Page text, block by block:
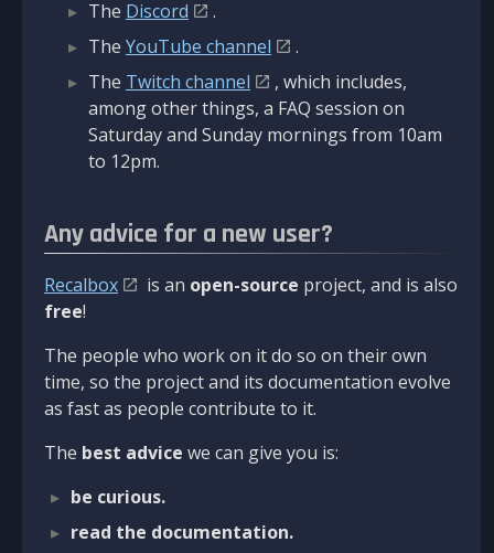
The Discord
.
The YouTube channel
.
The Twitch channel
, which includes,
among other things, a FAQ session on
Saturday and Sunday mornings from 10am
to 12pm.
Any advice for a new user?
Recalbox is an open-source project, and is also
free!
The people who work on it do so on their own
time, so the project and its documentation evolve
as fast as people contribute to it.
The best advice we can give you is:
be curious.
read the documentation.